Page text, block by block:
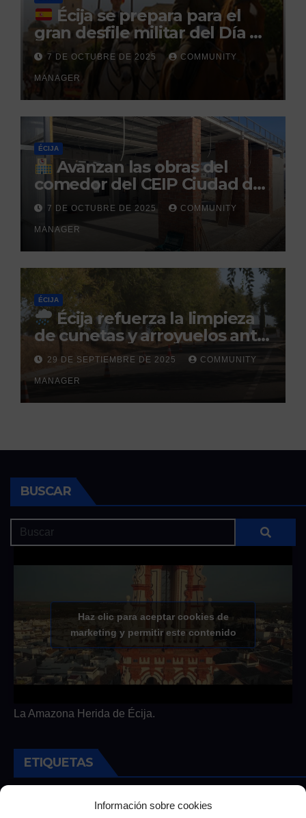
Información sobre cookies
Écija se prepara para el
gran desfile militar del Día de
la Hispanidad organizado por
el Centro Militar de Cría
Caballar
7 DE OCTUBRE DE 2025 COMMUNITY
MANAGER
ÉCIJA
Avanzan las obras del
comedor del CEIP Ciudad del
Sol: su finalización está
prevista para finales de 2025
7 DE OCTUBRE DE 2025 COMMUNITY
MANAGER
ÉCIJA
Écija refuerza la limpieza
de cunetas y arroyuelos ante
la llegada de las lluvias
otoñales
29 DE SEPTIEMBRE DE 2025 COMMUNITY
MANAGER
BUSCAR
Haz clic para aceptar cookies de
marketing y permitir este contenido
La Amazona Herida de Écija.
ETIQUETAS
Andalucía Cultura Deportes